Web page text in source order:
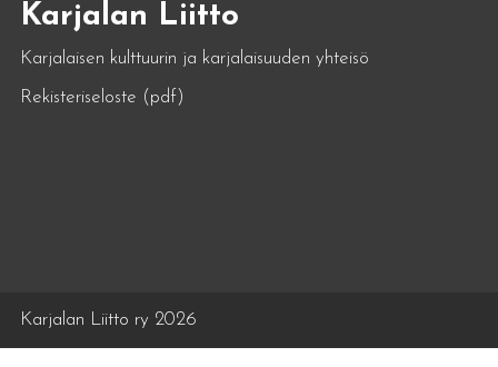
Karjalan Liitto
Karjalaisen kulttuurin ja karjalaisuuden yhteisö
Rekisteriseloste (pdf)
Karjalan Liitto ry 2026